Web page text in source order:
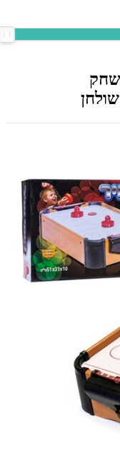
שולחן